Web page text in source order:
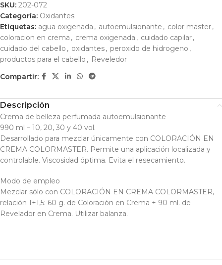
SKU: 202-072
Categoría: Oxidantes
Etiquetas: agua oxigenada , autoemulsionante , color master,
coloracion en crema , crema oxigenada , cuidado capilar,
cuidado del cabello , oxidantes, peroxido de hidrogeno ,
productos para el cabello , Reveledor
Compartir:
Descripción
Crema de belleza perfumada autoemulsionante
990 ml – 10, 20, 30 y 40 vol.
Desarrollado para mezclar únicamente con COLORACIÓN EN
CREMA COLORMASTER. Permite una aplicación localizada y
controlable. Viscosidad óptima. Evita el resecamiento.
Modo de empleo
Mezclar sólo con COLORACIÓN EN CREMA COLORMASTER,
relación 1+1,5: 60 g. de Coloración en Crema + 90 ml. de
Revelador en Crema. Utilizar balanza.